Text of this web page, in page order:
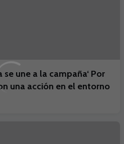
se une a la campaña‘ Por
una acción en el entorno